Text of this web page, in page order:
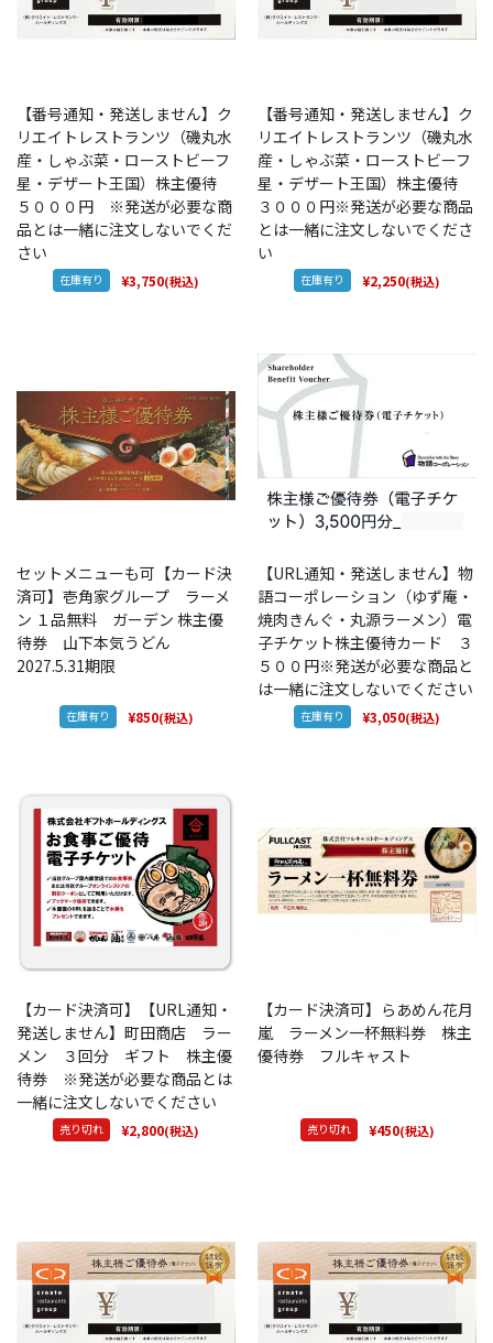
【番号通知・発送しません】ク
リエイトレストランツ（磯丸水
産・しゃぶ菜・ローストビーフ
星・デザート王国）株主優待
５０００円 ※発送が必要な商
品とは一緒に注文しないでくだ
さい
在庫有り ¥3,750(税込)
【番号通知・発送しません】ク
リエイトレストランツ（磯丸水
産・しゃぶ菜・ローストビーフ
星・デザート王国）株主優待
３０００円※発送が必要な商品
とは一緒に注文しないでくださ
い
在庫有り ¥2,250(税込)
セットメニューも可【カード決
済可】壱角家グループ ラーメ
ン １品無料 ガーデン 株主優
待券 山下本気うどん
2027.5.31期限
在庫有り ¥850(税込)
【URL通知・発送しません】物
語コーポレーション（ゆず庵・
焼肉きんぐ・丸源ラーメン）電
子チケット株主優待カード ３
５００円※発送が必要な商品と
は一緒に注文しないでください
在庫有り ¥3,050(税込)
【カード決済可】【URL通知・
発送しません】町田商店 ラー
メン ３回分 ギフト 株主優
待券 ※発送が必要な商品とは
一緒に注文しないでください
売り切れ ¥2,800(税込)
【カード決済可】らあめん花月
嵐 ラーメン一杯無料券 株主
優待券 フルキャスト
売り切れ ¥450(税込)